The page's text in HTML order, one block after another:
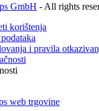
GmbH - All rights
korištenja
i pravila
web trgovine